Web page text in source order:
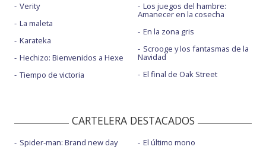
Verity
La maleta
Karateka
Hechizo: Bienvenidos a Hexe
Tiempo de victoria
Los juegos del hambre:
Amanecer en la cosecha
En la zona gris
Scrooge y los fantasmas de la
Navidad
El final de Oak Street
CARTELERA DESTACADOS
Spider-man: Brand new day
El último mono